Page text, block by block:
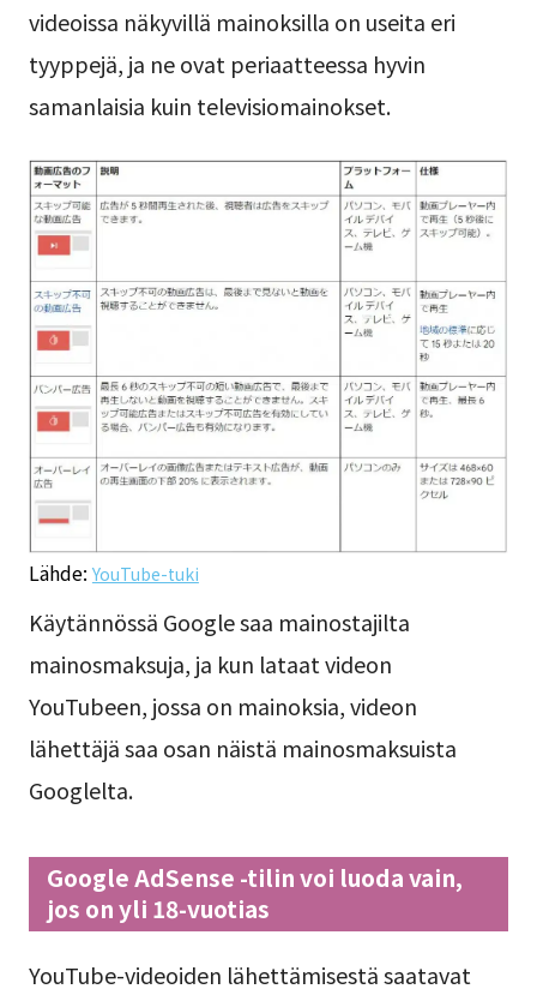
videoissa näkyvillä mainoksilla on useita eri
tyyppejä, ja ne ovat periaatteessa hyvin
samanlaisia kuin televisiomainokset.
Lähde: YouTube-tuki
Käytännössä Google saa mainostajilta
mainosmaksuja, ja kun lataat videon
YouTubeen, jossa on mainoksia, videon
lähettäjä saa osan näistä mainosmaksuista
Googlelta.
Google AdSense -tilin voi luoda vain,
jos on yli 18-vuotias
YouTube-videoiden lähettämisestä saatavat